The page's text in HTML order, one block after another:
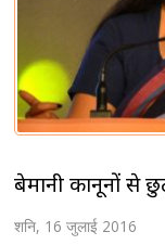
बेमानी कानूनों से
शनि, 16 जुलाई 2016